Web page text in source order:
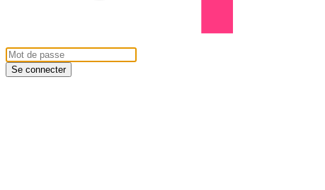
Se connecter